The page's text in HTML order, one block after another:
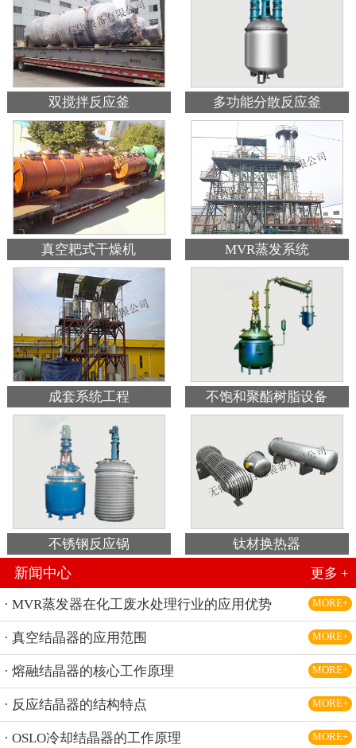
双搅拌反应釜 多功能分散反应釜
真空耙式干燥机 MVR蒸发系统
成套系统工程 不饱和聚酯树脂设备
不锈钢反应锅 钛材换热器
新闻中心 更多 +
· MVR蒸发器在化工废水处理行业的应用优势 MORE+
· 真空结晶器的应用范围 MORE+
· 熔融结晶器的核心工作原理 MORE+
· 反应结晶器的结构特点 MORE+
· OSLO冷却结晶器的工作原理 MORE+